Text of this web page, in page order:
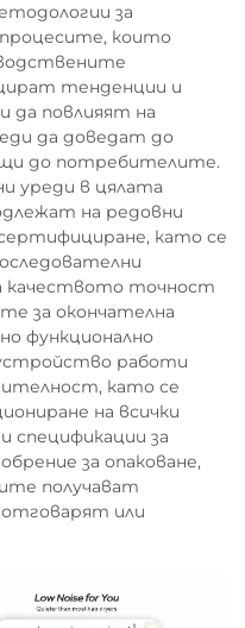
за
които
тенденции и
да повлияят на
да доведат до
до потребителите.
уреди в цялата
на редовни
като се
качеството точност
за окончателна
функционално
работи
като се
на всички
спецификации за
за опаковане,
получават
или